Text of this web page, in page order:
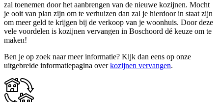
zal toenemen door het aanbrengen van de nieuwe kozijnen. Mocht
je ooit van plan zijn om te verhuizen dan zal je hierdoor in staat zijn
om meer geld te krijgen bij de verkoop van je woonhuis. Door deze
vele voordelen is kozijnen vervangen in Boschoord dé keuze om te
maken!
Ben je op zoek naar meer informatie? Kijk dan eens op onze
uitgebreide informatiepagina overkozijnen vervangen.